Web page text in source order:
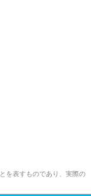
を表すものであり、実際の